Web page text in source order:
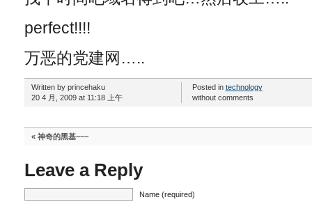
perfect!!!!
万恶的党建网…..
Written by princehaku
20 4 月, 2009 at 11:18 上午
Posted in technology
without comments
« 神奇的黑基~~~
Leave a Reply
Name (required)